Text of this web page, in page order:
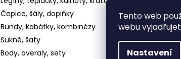
Tento web
webu
Nastavení
Čepice, šály, doplňky
Bundy, kabátky, kombinézy
Sukně, šaty
Body, overaly, sety